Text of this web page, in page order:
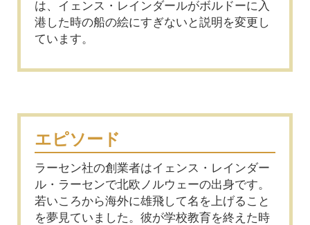
は、イェンス・レインダールがボルドーに入
港した時の船の絵にすぎないと説明を変更し
ています。
エピソード
ラーセン社の創業者はイェンス・レインダー
ル・ラーセンで北欧ノルウェーの出身です。
若いころから海外に雄飛して名を上げること
を夢見ていました。彼が学校教育を終えた時